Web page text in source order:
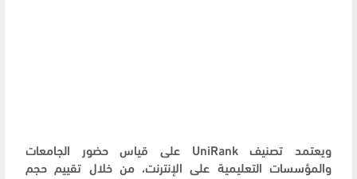
ويعتمد تصنيف UniRank على قياس حضور الجامعات
والمؤسسات التعليمية على الإنترنت، من خلال تقييم حجم